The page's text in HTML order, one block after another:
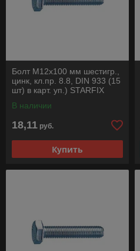
Болт М12х100 мм шестигр.,
цинк, кл.пр. 8.8, DIN 933 (15
шт) в карт. уп.) STARFIX
В наличии
18,11 руб.
Купить